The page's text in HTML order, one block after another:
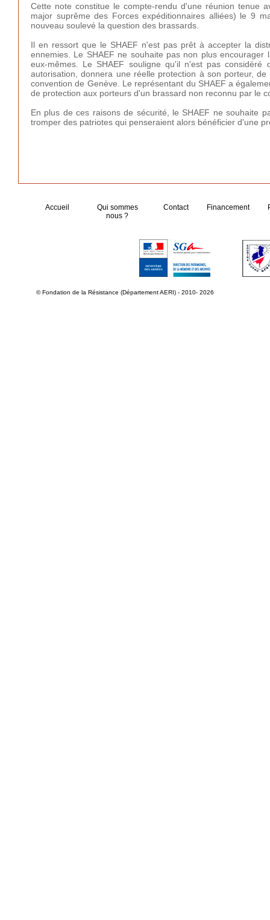
Cette note constitue le compte-rendu d'une réunion tenue
major suprême des Forces expéditionnaires alliées) le 9
nouveau soulevé la question des brassards.
Il en ressort que le SHAEF n'est pas prêt à accepter la
ennemies. Le SHAEF ne souhaite pas non plus
eux-mêmes. Le SHAEF souligne qu'il n'est pas
autorisation, donnera une réelle protection à son porteur,
convention de Genève. Le représentant du SHAEF a
de protection aux porteurs d'un brassard non reconnu par le
En plus de ces raisons de sécurité, le SHAEF ne souhaite
tromper des patriotes qui penseraient alors bénéficier d'une
Accueil
Qui sommes
nous ?
Contact Financement
© Fondation de la Résistance (Département AERI) - 2010- 2026